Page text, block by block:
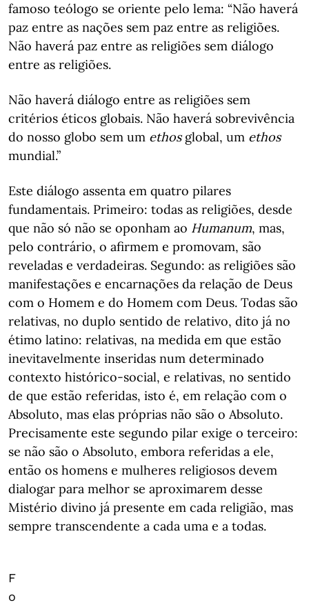
famoso teólogo se oriente pelo lema: “Não haverá
paz entre as nações sem paz entre as religiões.
Não haverá paz entre as religiões sem diálogo
entre as religiões.
Não haverá diálogo entre as religiões sem
critérios éticos globais. Não haverá sobrevivência
do nosso globo sem um ethosglobal, um ethos
mundial.”
Este diálogo assenta em quatro pilares
fundamentais. Primeiro: todas as religiões, desde
que não só não se oponham ao Humanum, mas,
pelo contrário, o afirmem e promovam, são
reveladas e verdadeiras. Segundo: as religiões são
manifestações e encarnações da relação de Deus
com o Homem e do Homem com Deus. Todas são
relativas, no duplo sentido de relativo, dito já no
étimo latino: relativas, na medida em que estão
inevitavelmente inseridas num determinado
contexto histórico-social, e relativas, no sentido
de que estão referidas, isto é, em relação com o
Absoluto, mas elas próprias não são o Absoluto.
Precisamente este segundo pilar exige o terceiro:
se não são o Absoluto, embora referidas a ele,
então os homens e mulheres religiosos devem
dialogar para melhor se aproximarem desse
Mistério divino já presente em cada religião, mas
sempre transcendente a cada uma e a todas.
F
o